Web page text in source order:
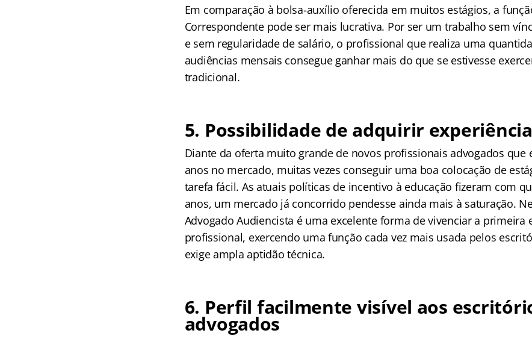
Em comparação à bolsa-auxílio oferecida em muitos estágios, a
Correspondente pode ser mais lucrativa. Por ser um trabalho sem
e sem regularidade de salário, o profissional que realiza uma
audiências mensais consegue ganhar mais do que se estivesse
tradicional.
5. Possibilidade de adquirir experiência
Diante da oferta muito grande de novos profissionais advogados que
anos no mercado, muitas vezes conseguir uma boa colocação de
tarefa fácil. As atuais políticas de incentivo à educação fizeram com
anos, um mercado já concorrido pendesse ainda mais à saturação.
Advogado Audiencista é uma excelente forma de vivenciar a primeira
profissional, exercendo uma função cada vez mais usada pelos
exige ampla aptidão técnica.
6. Perfil facilmente visível aos
advogados